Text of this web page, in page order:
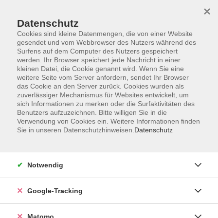
Skip to main content
327 Kurse
Kurse nach Themen
Gedächtnis, Strategie & Taktik - Training für
Ihr Gehirn
Datenschutz
Cookies sind kleine Datenmengen, die von einer Website
gesendet und vom Webbrowser des Nutzers während des
Surfens auf dem Computer des Nutzers gespeichert
werden. Ihr Browser speichert jede Nachricht in einer
kleinen Datei, die Cookie genannt wird. Wenn Sie eine
weitere Seite vom Server anfordern, sendet Ihr Browser
das Cookie an den Server zurück. Cookies wurden als
zuverlässiger Mechanismus für Websites entwickelt, um
sich Informationen zu merken oder die Surfaktivitäten des
Benutzers aufzuzeichnen. Bitte willigen Sie in die
Verwendung von Cookies ein. Weitere Informationen finden
Sie in unseren Datenschutzhinweisen. Datenschutz
×
Notwendig
Google-Tracking